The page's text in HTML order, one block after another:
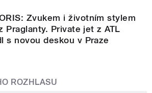
Zvukem i životním stylem
Praglanty. Private jet z ATL
s novou deskou v Praze
ROZHLASU